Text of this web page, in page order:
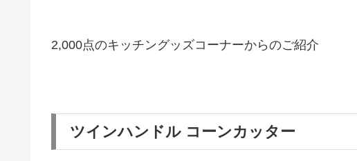
2,000点のキッチングッズコーナーからのご紹介
ツインハンドル コーンカッター